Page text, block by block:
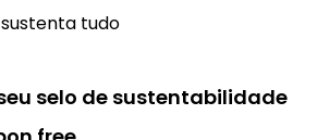
tudo
selo de sustentabilidade